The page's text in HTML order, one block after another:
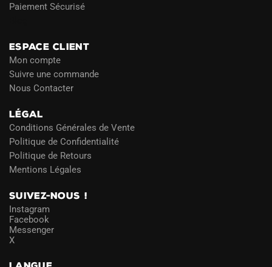
Paiement Sécurisé
ESPACE CLIENT
Mon compte
Suivre une commande
Nous Contacter
LÉGAL
Conditions Générales de Vente
Politique de Confidentialité
Politique de Retours
Mentions Légales
SUIVEZ-NOUS !
Instagram
Facebook
Messenger
X